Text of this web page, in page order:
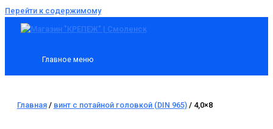
Перейти к содержимому
Главное меню
Главная/ винт с потайной головкой (DIN 965)/ 4,0×8